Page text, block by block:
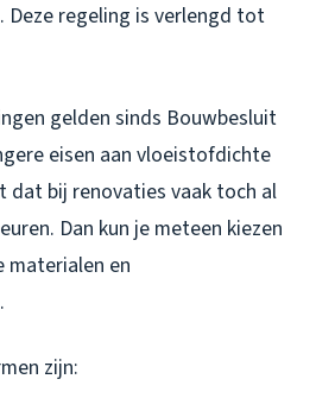
Deze regeling is verlengd tot
gelden sinds Bouwbesluit
eisen aan vloeistofdichte
dat bij renovaties vaak toch al
Dan kun je meteen kiezen
materialen en
zijn: